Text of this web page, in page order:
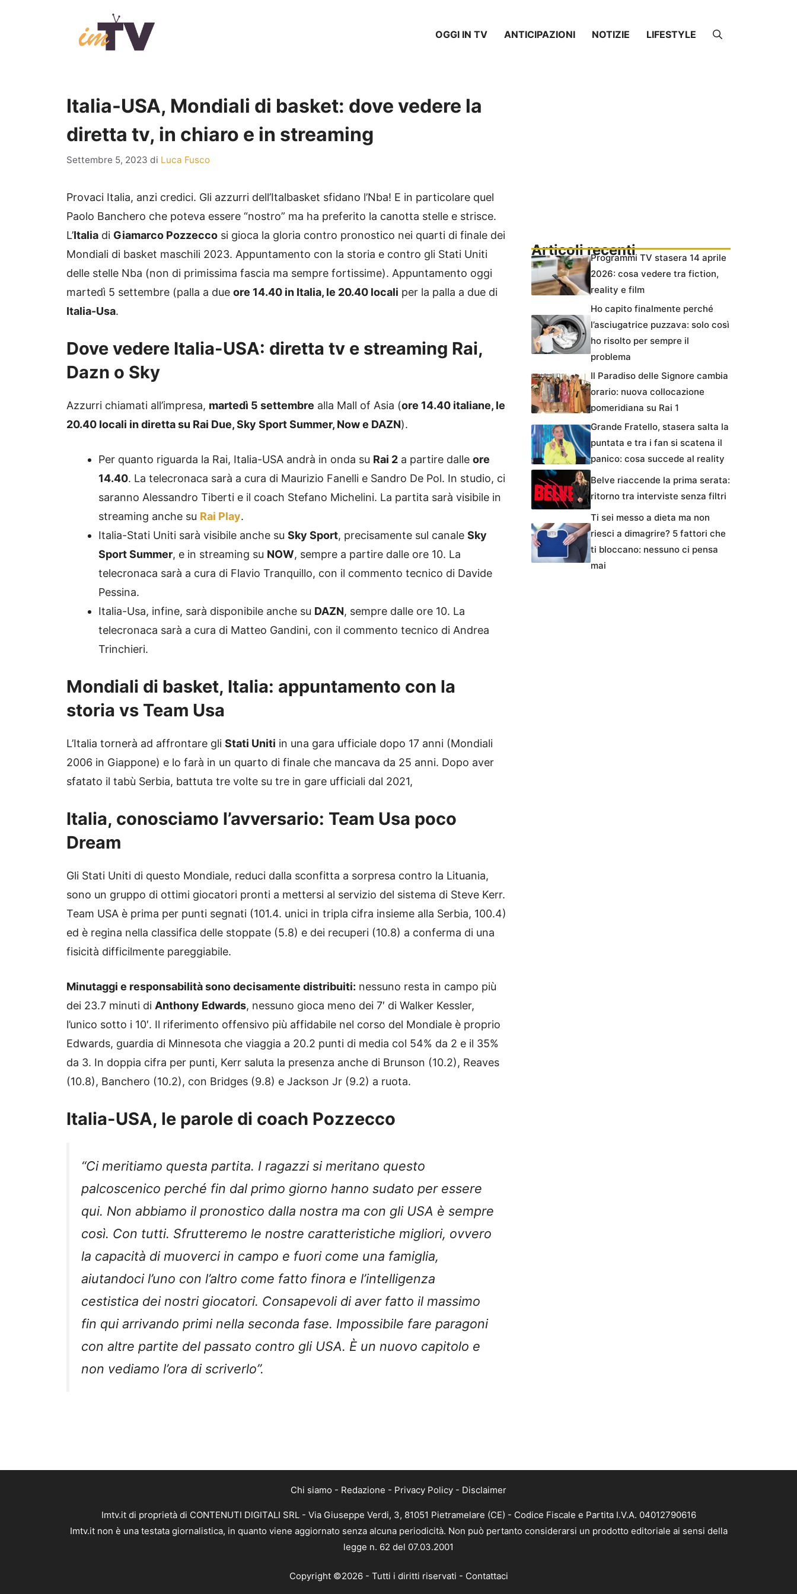
OGGI IN TV ANTICIPAZIONI NOTIZIE LIFESTYLE
Italia-USA, Mondiali di basket: dove vedere la
diretta tv, in chiaro e in streaming
Settembre 5, 2023 di Luca Fusco
Provaci Italia, anzi credici. Gli azzurri dell’Italbasket sfidano l’Nba! E in particolare quel
Paolo Banchero che poteva essere “nostro” ma ha preferito la canotta stelle e strisce.
L’Italia di Giamarco Pozzecco si gioca la gloria contro pronostico nei quarti di finale dei
Mondiali di basket maschili 2023. Appuntamento con la storia e contro gli Stati Uniti
delle stelle Nba (non di primissima fascia ma sempre fortissime). Appuntamento oggi
martedì 5 settembre (palla a due ore 14.40 in Italia, le 20.40 locali per la palla a due di
Italia-Usa.
Dove vedere Italia-USA: diretta tv e streaming Rai,
Dazn o Sky
Azzurri chiamati all’impresa, martedì 5 settembre alla Mall of Asia (ore 14.40 italiane, le
20.40 locali in diretta su Rai Due, Sky Sport Summer, Now e DAZN).
Per quanto riguarda la Rai, Italia-USA andrà in onda su Rai 2 a partire dalle ore
14.40. La telecronaca sarà a cura di Maurizio Fanelli e Sandro De Pol. In studio, ci
saranno Alessandro Tiberti e il coach Stefano Michelini. La partita sarà visibile in
streaming anche su Rai Play.
Italia-Stati Uniti sarà visibile anche su Sky Sport, precisamente sul canale Sky
Sport Summer, e in streaming su NOW, sempre a partire dalle ore 10. La
telecronaca sarà a cura di Flavio Tranquillo, con il commento tecnico di Davide
Pessina.
Italia-Usa, infine, sarà disponibile anche su DAZN, sempre dalle ore 10. La
telecronaca sarà a cura di Matteo Gandini, con il commento tecnico di Andrea
Trinchieri.
Mondiali di basket, Italia: appuntamento con la
storia vs Team Usa
L’Italia tornerà ad affrontare gli Stati Uniti in una gara ufficiale dopo 17 anni (Mondiali
2006 in Giappone) e lo farà in un quarto di finale che mancava da 25 anni. Dopo aver
sfatato il tabù Serbia, battuta tre volte su tre in gare ufficiali dal 2021,
Italia, conosciamo l’avversario: Team Usa poco
Dream
Gli Stati Uniti di questo Mondiale, reduci dalla sconfitta a sorpresa contro la Lituania,
sono un gruppo di ottimi giocatori pronti a mettersi al servizio del sistema di Steve Kerr.
Team USA è prima per punti segnati (101.4. unici in tripla cifra insieme alla Serbia, 100.4)
ed è regina nella classifica delle stoppate (5.8) e dei recuperi (10.8) a conferma di una
fisicità difficilmente pareggiabile.
Minutaggi e responsabilità sono decisamente distribuiti: nessuno resta in campo più
dei 23.7 minuti di Anthony Edwards, nessuno gioca meno dei 7′ di Walker Kessler,
l’unico sotto i 10′. Il riferimento offensivo più affidabile nel corso del Mondiale è proprio
Edwards, guardia di Minnesota che viaggia a 20.2 punti di media col 54% da 2 e il 35%
da 3. In doppia cifra per punti, Kerr saluta la presenza anche di Brunson (10.2), Reaves
(10.8), Banchero (10.2), con Bridges (9.8) e Jackson Jr (9.2) a ruota.
Italia-USA, le parole di coach Pozzecco
“Ci meritiamo questa partita. I ragazzi si meritano questo
palcoscenico perché fin dal primo giorno hanno sudato per essere
qui. Non abbiamo il pronostico dalla nostra ma con gli USA è sempre
così. Con tutti. Sfrutteremo le nostre caratteristiche migliori, ovvero
la capacità di muoverci in campo e fuori come una famiglia,
aiutandoci l’uno con l’altro come fatto finora e l’intelligenza
cestistica dei nostri giocatori. Consapevoli di aver fatto il massimo
fin qui arrivando primi nella seconda fase. Impossibile fare paragoni
con altre partite del passato contro gli USA. È un nuovo capitolo e
non vediamo l’ora di scriverlo”.
Articoli recentiProgrammi TV stasera 14 aprile
2026: cosa vedere tra fiction,
reality e film
Ho capito finalmente perché
l’asciugatrice puzzava: solo così
ho risolto per sempre il
problema
Il Paradiso delle Signore cambia
orario: nuova collocazione
pomeridiana su Rai 1
Grande Fratello, stasera salta la
puntata e tra i fan si scatena il
panico: cosa succede al reality
Belve riaccende la prima serata:
ritorno tra interviste senza filtri
Ti sei messo a dieta ma non
riesci a dimagrire? 5 fattori che
ti bloccano: nessuno ci pensa
mai
Chi siamo - Redazione - Privacy Policy - Disclaimer
Imtv.it di proprietà di CONTENUTI DIGITALI SRL - Via Giuseppe Verdi, 3, 81051 Pietramelare (CE) - Codice Fiscale e Partita I.V.A. 04012790616
Imtv.it non è una testata giornalistica, in quanto viene aggiornato senza alcuna periodicità. Non può pertanto considerarsi un prodotto editoriale ai sensi della
legge n. 62 del 07.03.2001
Copyright ©2026 - Tutti i diritti riservati - Contattaci